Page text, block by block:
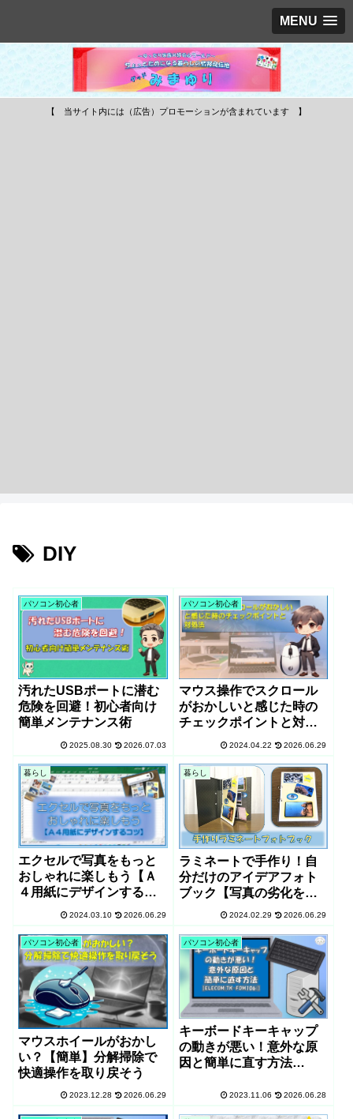
MENU
【 当サイト内には（広告）プロモーションが含まれています 】
DIY
パソコン初心者
汚れたUSBポートに潜む
危険を回避！初心者向け
簡単メンテナンス術
2025.08.30 2026.07.03
パソコン初心者
マウス操作でスクロール
がおかしいと感じた時の
チェックポイントと対処
2024.04.22 2026.06.29
暮らし
エクセルで写真をもっと
おしゃれに楽しもう【Ａ
４用紙にデザインするコ
2024.03.10 2026.06.29
暮らし
ラミネートで手作り！自
分だけのアイデアフォト
ブック【写真の劣化を防
いで綺麗に保存するコ
2024.02.29 2026.06.29
パソコン初心者
マウスホイールがおかし
い？【簡単】分解掃除で
快適操作を取り戻そう
2023.12.28 2026.06.29
パソコン初心者
キーボードキーキャップ
の動きが悪い！意外な原
因と簡単に直す方法
FDM106)】2023.11.06 2026.06.28